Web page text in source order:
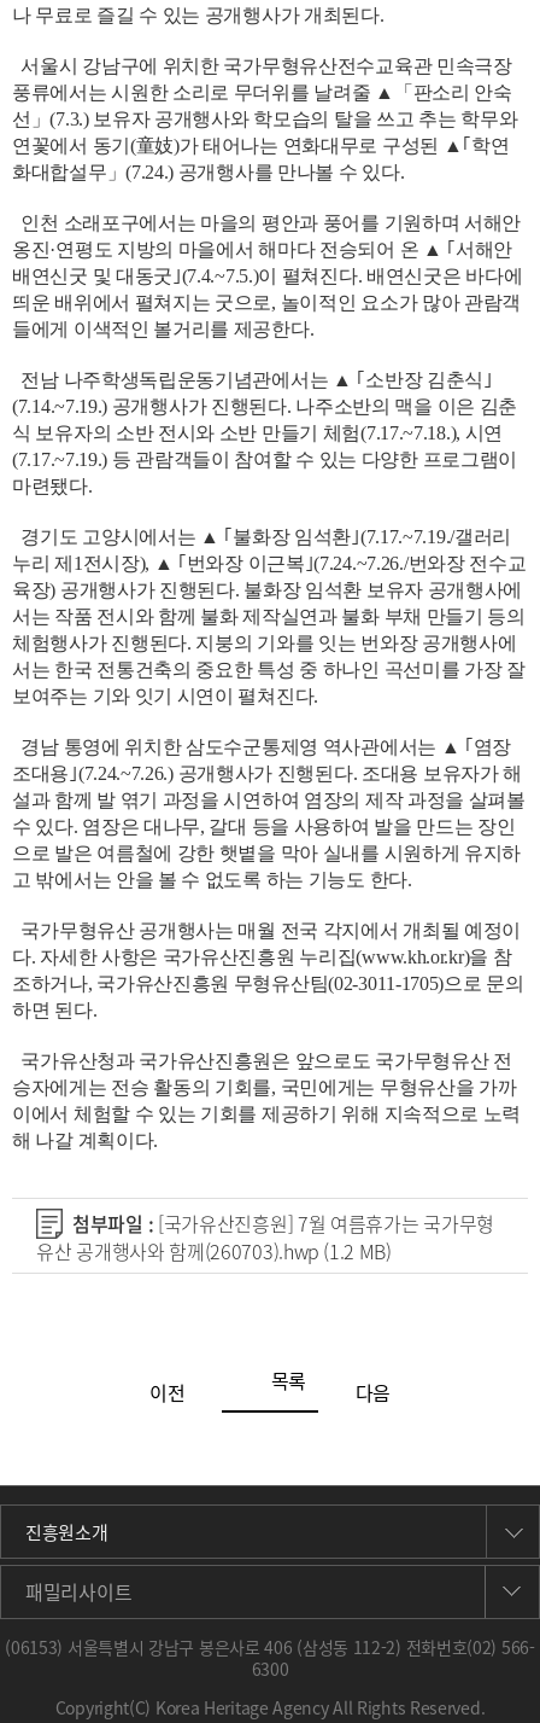
나 무료로 즐길 수 있는 공개행사가 개최된다.
서울시 강남구에 위치한 국가무형유산전수교육관 민속극장
풍류에서는 시원한 소리로 무더위를 날려줄 ▲「판소리 안숙
선」(7.3.) 보유자 공개행사와 학모습의 탈을 쓰고 추는 학무와
연꽃에서 동기(童妓)가 태어나는 연화대무로 구성된 ▲｢학연
화대합설무」(7.24.) 공개행사를 만나볼 수 있다.
인천 소래포구에서는 마을의 평안과 풍어를 기원하며 서해안
옹진·연평도 지방의 마을에서 해마다 전승되어 온 ▲ ｢서해안
배연신굿 및 대동굿｣(7.4.~7.5.)이 펼쳐진다. 배연신굿은 바다에
띄운 배위에서 펼쳐지는 굿으로, 놀이적인 요소가 많아 관람객
들에게 이색적인 볼거리를 제공한다.
전남 나주학생독립운동기념관에서는 ▲ ｢소반장 김춘식｣
(7.14.~7.19.) 공개행사가 진행된다. 나주소반의 맥을 이은 김춘
식 보유자의 소반 전시와 소반 만들기 체험(7.17.~7.18.), 시연
(7.17.~7.19.) 등 관람객들이 참여할 수 있는 다양한 프로그램이
마련됐다.
경기도 고양시에서는 ▲ ｢불화장 임석환｣(7.17.~7.19./갤러리
누리 제1전시장), ▲ ｢번와장 이근복｣(7.24.~7.26./번와장 전수교
육장) 공개행사가 진행된다. 불화장 임석환 보유자 공개행사에
서는 작품 전시와 함께 불화 제작실연과 불화 부채 만들기 등의
체험행사가 진행된다. 지붕의 기와를 잇는 번와장 공개행사에
서는 한국 전통건축의 중요한 특성 중 하나인 곡선미를 가장 잘
보여주는 기와 잇기 시연이 펼쳐진다.
경남 통영에 위치한 삼도수군통제영 역사관에서는 ▲ ｢염장
조대용｣(7.24.~7.26.) 공개행사가 진행된다. 조대용 보유자가 해
설과 함께 발 엮기 과정을 시연하여 염장의 제작 과정을 살펴볼
수 있다. 염장은 대나무, 갈대 등을 사용하여 발을 만드는 장인
으로 발은 여름철에 강한 햇볕을 막아 실내를 시원하게 유지하
고 밖에서는 안을 볼 수 없도록 하는 기능도 한다.
국가무형유산 공개행사는 매월 전국 각지에서 개최될 예정이
다. 자세한 사항은 국가유산진흥원 누리집(www.kh.or.kr)을 참
조하거나, 국가유산진흥원 무형유산팀(02-3011-1705)으로 문의
하면 된다.
국가유산청과 국가유산진흥원은 앞으로도 국가무형유산 전
승자에게는 전승 활동의 기회를, 국민에게는 무형유산을 가까
이에서 체험할 수 있는 기회를 제공하기 위해 지속적으로 노력
해 나갈 계획이다.
첨부파일 : [국가유산진흥원] 7월 여름휴가는 국가무형
유산 공개행사와 함께(260703).hwp (1.2 MB)
이전 목록 다음
진흥원소개
패밀리사이트
(06153) 서울특별시 강남구 봉은사로 406 (삼성동 112-2) 전화번호(02) 566-
6300
Copyright(C) Korea Heritage Agency All Rights Reserved.